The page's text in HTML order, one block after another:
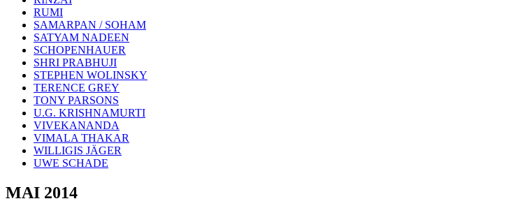
RUMI
SAMARPAN / SOHAM
SATYAM NADEEN
SCHOPENHAUER
SHRI PRABHUJI
STEPHEN WOLINSKY
TERENCE GREY
TONY PARSONS
U.G. KRISHNAMURTI
VIVEKANANDA
VIMALA THAKAR
WILLIGIS JÄGER
UWE SCHADE
MAI 2014